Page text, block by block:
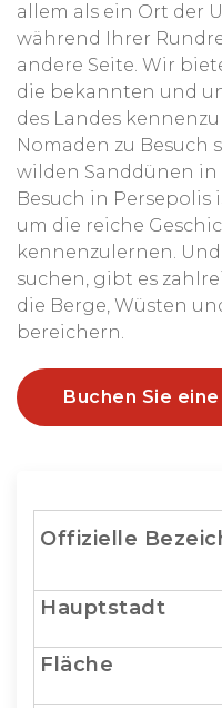
allem als ein Ort der
während Ihrer
andere Seite. Wir
die bekannten und
des Landes
Nomaden zu Besuch
wilden Sanddünen in
Besuch in
um die reiche
kennenzulernen.
suchen, gibt es
die Berge, Wüsten
bereichern.
Buchen Sie
Offizielle
Hauptstadt
Fläche